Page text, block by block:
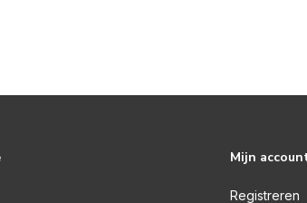
Mijn
Registreren